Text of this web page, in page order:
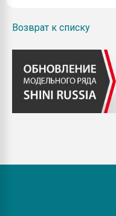
Возврат к списку